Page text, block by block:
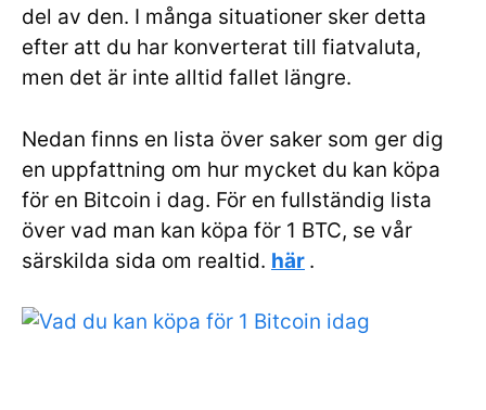
del av den. I många situationer sker detta
efter att du har konverterat till fiatvaluta,
men det är inte alltid fallet längre.
Nedan finns en lista över saker som ger dig
en uppfattning om hur mycket du kan köpa
för en Bitcoin i dag. För en fullständig lista
över vad man kan köpa för 1 BTC, se vår
särskilda sida om realtid. här .